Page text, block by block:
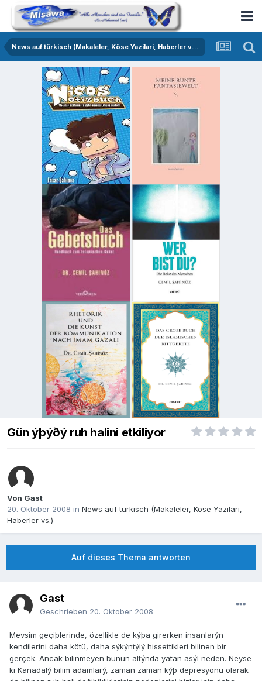
News auf türkisch (Makaleler, Köse Yazilari, Haberler vs.)
Gün ýþýðý ruh halini etkiliyor
Von Gast
20. Oktober 2008 in News auf türkisch (Makaleler, Köse Yazilari,
Haberler vs.)
Auf dieses Thema antworten
Gast
Geschrieben 20. Oktober 2008
Mevsim geçiþlerinde, özellikle de kýþa girerken insanlarýn
kendilerini daha kötü, daha sýkýntýlý hissettikleri bilinen bir
gerçek. Ancak bilinmeyen bunun altýnda yatan asýl neden. Neyse
ki Kanadalý bilim adamlarý, zaman zaman kýþ depresyonu olarak